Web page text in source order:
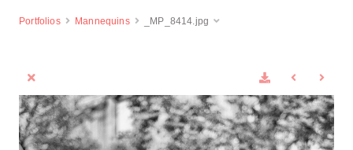
Portfolios Mannequins _MP_8414.jpg